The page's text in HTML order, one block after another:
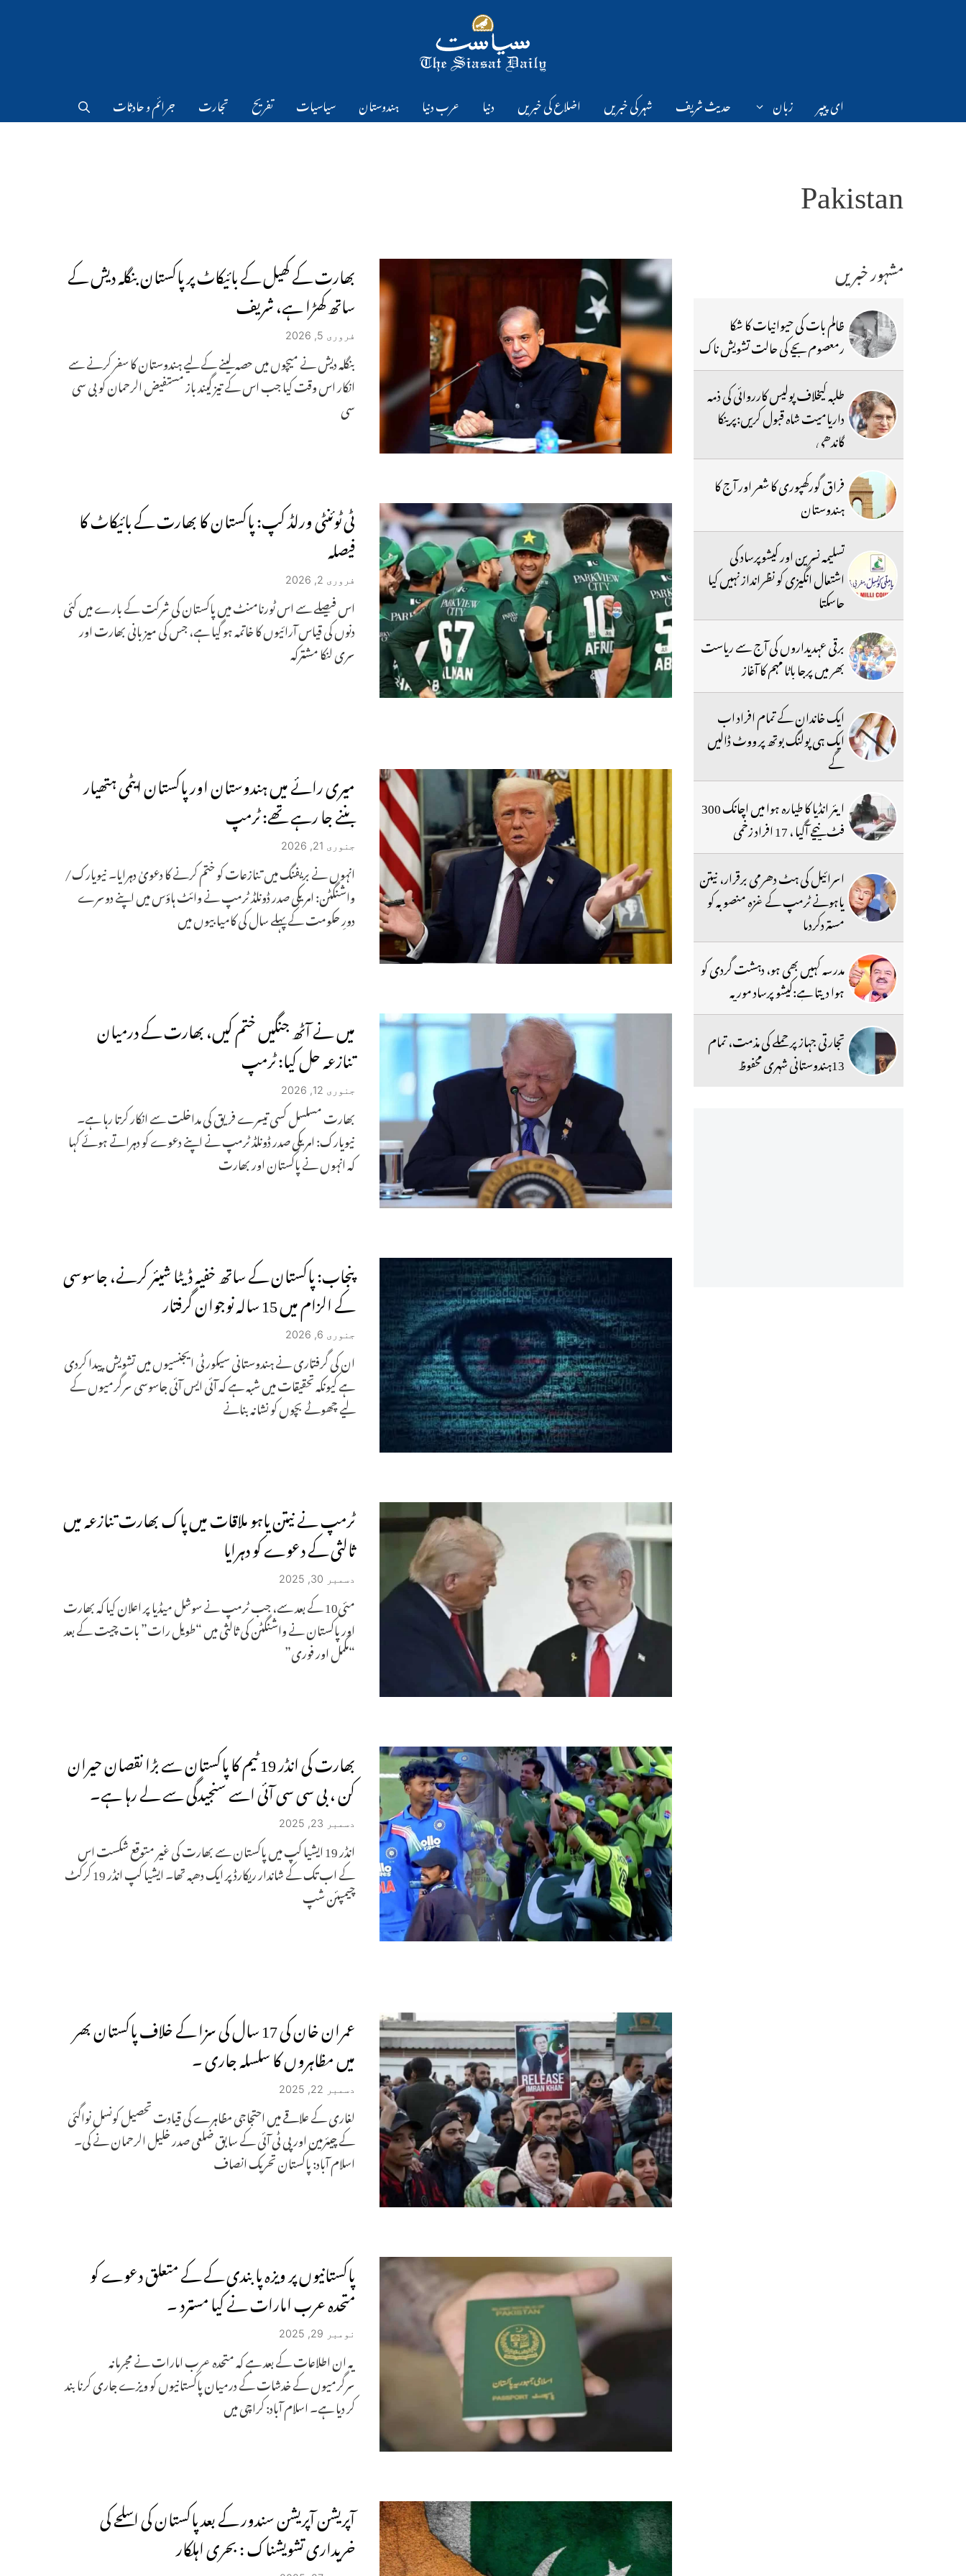
ای پیپر زبان حدیث شریف شہر کی خبریں اضلاع کی خبریں دنیا عرب دنیا ہندوستان سیاسیات تفریح تجارت جرائم و حادثات
Pakistan
بھارت کے کھیل کے بائیکاٹ پر پاکستان بنگلہ دیش کے
ساتھ کھڑا ہے، شریف
فروری 5, 2026
بنگلہ دیش نے میچوں میں حصہ لینے کے لیے ہندوستان کا سفر کرنے سے
انکار اس وقت کیا جب اس کے تیز گیند باز مستفیض الرحمان کو بی سی
سی
ٹی ٹوئنٹی ورلڈ کپ: پاکستان کا بھارت کے بائیکاٹ کا
فیصلہ
فروری 2, 2026
اس فیصلے سے اس ٹورنامنٹ میں پاکستان کی شرکت کے بارے میں کئی
دنوں کی قیاس آرائیوں کا خاتمہ ہو گیا ہے، جس کی میزبانی بھارت اور
سری لنکا مشترکہ
میری رائے میں ہندوستان اور پاکستان ایٹمی ہتھیار
بننے جا رہے تھے: ٹرمپ
جنوری 21, 2026
انہوں نے بریفنگ میں تنازعات کو ختم کرنے کا دعویٰ دہرایا۔ نیویارک/
واشنگٹن: امریکی صدر ڈونلڈ ٹرمپ نے وائٹ ہاؤس میں اپنے دوسرے
دورِ حکومت کے پہلے سال کی کامیابیوں میں
میں نے آٹھ جنگیں ختم کیں، بھارت کے درمیان
تنازعہ حل کیا: ٹرمپ
جنوری 12, 2026
بھارت مسلسل کسی تیسرے فریق کی مداخلت سے انکار کرتا رہا ہے۔
نیویارک: امریکی صدر ڈونلڈ ٹرمپ نے اپنے دعوے کو دہراتے ہوئے کہا
کہ انہوں نے پاکستان اور بھارت
پنجاب: پاکستان کے ساتھ خفیہ ڈیٹا شیئر کرنے، جاسوسی
کے الزام میں 15 سالہ نوجوان گرفتار
جنوری 6, 2026
ان کی گرفتاری نے ہندوستانی سیکورٹی ایجنسیوں میں تشویش پیدا کردی
ہے کیونکہ تحقیقات میں شبہ ہے کہ آئی ایس آئی جاسوسی سرگرمیوں کے
لیے چھوٹے بچوں کو نشانہ بنانے
ٹرمپ نے نیتن یاہو ملاقات میں پاک بھارت تنازعہ میں
ثالثی کے دعوے کو دہرایا
دسمبر 30, 2025
مئی10 کے بعد سے، جب ٹرمپ نے سوشل میڈیا پر اعلان کیا کہ بھارت
اور پاکستان نے واشنگٹن کی ثالثی میں “طویل رات” بات چیت کے بعد
“مکمل اور فوری”
بھارت کی انڈر 19 ٹیم کا پاکستان سے بڑا نقصان حیران
کن ، بی سی سی آئی اسے سنجیدگی سے لے رہا ہے۔
دسمبر 23, 2025
انڈر 19 ایشیا کپ میں پاکستان سے بھارت کی غیر متوقع شکست اس
کے اب تک کے شاندار ریکارڈ پر ایک دھبہ تھا۔ ایشیا کپ انڈر 19 کرکٹ
چیمپئن شپ
عمران خان کی 17 سال کی سزا کے خلاف پاکستان بھر
میں مظاہروں کا سلسلہ جاری ۔
دسمبر 22, 2025
لغاری کے علاقے میں احتجاجی مظاہرے کی قیادت تحصیل کونسل نواگئی
کے چیئرمین اور پی ٹی آئی کے سابق ضلعی صدر خلیل الرحمان نے کی۔
اسلام آباد: پاکستان تحریک انصاف
پاکستانیوں پر ویزہ پابندی کے کے متعلق دعوے کو
متحدہ عرب امارات نے کیا مسترد ۔
نومبر 29, 2025
یہ ان اطلاعات کے بعد ہے کہ متحدہ عرب امارات نے مجرمانہ
سرگرمیوں کے خدشات کے درمیان پاکستانیوں کو ویزے جاری کرنا بند
کر دیا ہے۔ اسلام آباد: کراچی میں
آپریشن آپریشن سندور کے بعد پاکستان کی اسلحے کی
خریداری تشویشناک : بحری اہلکار
مشہور خبریں
ظالم بات کی حیوانیات کا شکا
رمعصوم بچے کی حالت تشویش ناک
طلبہ کیخلاف پولیس کارروائی کی ذمہ
داریامیت شاہ قبول کریں:پرینکا
گاندھی
فراق گورکھپوری کا شعر اور آج کا
ہندوستان
تسلیمہ نسرین اور کیشوپرساد کی
اشتعال انگیزی کو نظرانداز نہیں کیا
جاسکتا
برقی عہدیداروں کی آج سے ریاست
بھر میں پرجا باٹا مہم کا آغاز
ایک خاندان کے تمام افراد اب
ایک ہی پولنگ بوتھ پر ووٹ ڈالیں
گے
ایئر انڈیا کا طیارہ ہوا میں اچانک 300
فٹ نیچے آگیا ، 17 افراد زخمی
اسرائیل کی ہٹ دھرمی برقرار، نیتن
یاہونے ٹرمپ کے غزہ منصوبہ کو
مستردکردیا
مدرسہ کہیں بھی ہو، دہشت گردی کو
ہوا دیتا ہے:کیشو پرساد موریہ
تجارتی جہاز پر حملے کی مذمت، تمام
13ہندوستانی شہری محفوظ